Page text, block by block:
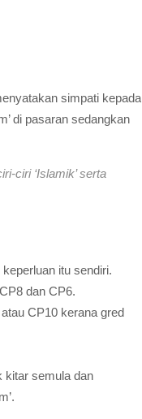
simpati kepada
di pasaran sedangkan
ciri ‘Islamik’ serta
itu sendiri.
dan CP6.
CP10 kerana gred
kitar semula dan